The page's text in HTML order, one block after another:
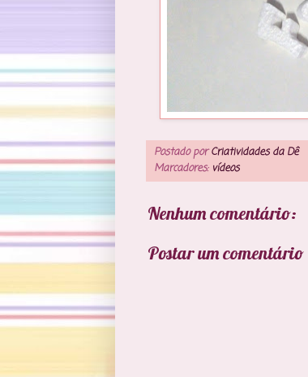
Postado porCriatividades da Dê
Marcadores: vídeos
Nenhum comentário:
Postar um comentário